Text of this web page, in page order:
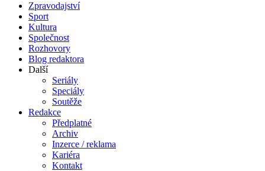
Zpravodajství
Sport
Kultura
Společnost
Rozhovory
Blog redaktora
Další
Seriály
Speciály
Soutěže
Redakce
Předplatné
Archiv
Inzerce / reklama
Kariéra
Kontakt